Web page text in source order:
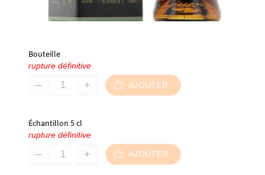
Bouteille
rupture définitive
AJOUTER
Échantillon 5 cl
rupture définitive
AJOUTER